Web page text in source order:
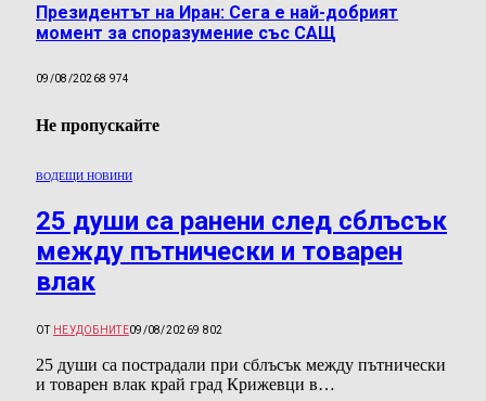
Президентът на Иран: Сега е най-добрият
момент за споразумение със САЩ
09/08/20268 974
Не пропускайте
ВОДЕЩИ НОВИНИ
25 души са ранени след сблъсък
между пътнически и товарен
влак
ОТ НЕУДОБНИТЕ09/08/20269 802
25 души са пострадали при сблъсък между пътнически
и товарен влак край град Крижевци в…